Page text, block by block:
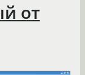
от